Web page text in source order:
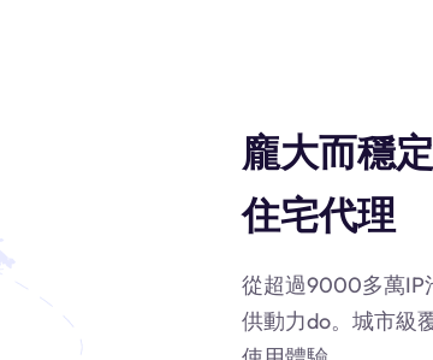
龐大而穩
住宅代理
從超過9000多萬IP
供動力do。城市級